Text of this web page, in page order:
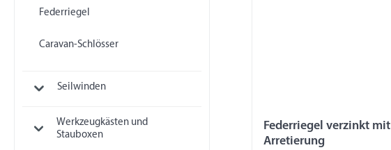
Federriegel
Caravan-Schlösser
Seilwinden
Werkzeugkästen und
Stauboxen
Federriegel verzinkt mit
Arretierung